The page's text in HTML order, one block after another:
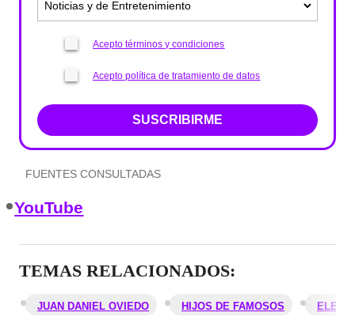
Acepto términos y condiciones
Acepto política de tratamiento de datos
SUSCRIBIRME
FUENTES CONSULTADAS
YouTube
TEMAS RELACIONADOS:
JUAN DANIEL OVIEDO HIJOS DE FAMOSOS